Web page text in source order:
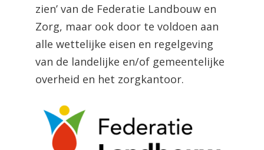
zien’ van de Federatie Landbouw en
Zorg, maar ook door te voldoen aan
alle wettelijke eisen en regelgeving
van de landelijke en/of gemeentelijke
overheid en het zorgkantoor.